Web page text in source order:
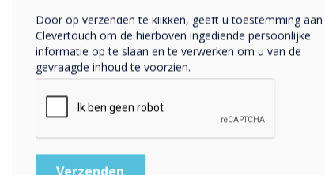
Door op verzenden te klikken, geeft u toestemming aan
Clevertouch om de hierboven ingediende persoonlijke
informatie op te slaan en te verwerken om u van de
gevraagde inhoud te voorzien.